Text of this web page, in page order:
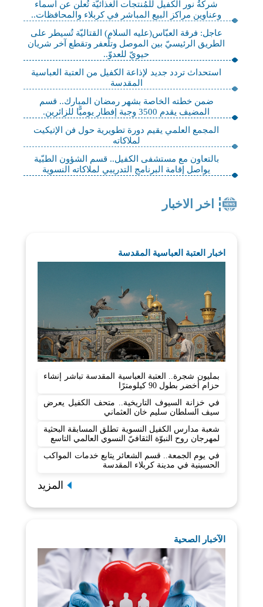
شركةُ نور الكفيل للمُنتجات الغذائيّة تُعلن عن أسماء
وعناوين مراكز البيع المباشر في كربلاء والمحافظات..
عاجل: فرقة العبّاس(عليه السلام) القتاليّة تُسيطر على
الطريق الرئيسيّ بين الموصل وتلّعفر وتقطع آخر شريان
حيويّ للعدوّ..
استحداث تردد جديد لإذاعة الكفيل من العتبة العباسية
المقدسة
ضمن خطته الخاصة بشهر رمضان المبارك.. قسم
المضيف يقدم 3500 وجبة إفطار يوميًّا للزائرين.
المجمع العلمي يقيم دورة تطويرية حول فن الإتيكيت
لملاكاته
بالتعاون مع مستشفى الكفيل.. قسم الشؤون الطبّية
يواصل إقامة البرنامج التدريبي لملاكاته النسوية
اخر الاخبار
اخبار العتبة العباسية المقدسة
بمليون شجرة.. العتبة العباسية المقدسة تباشر إنشاء
حزام أخضر بطول 90 كيلومترًا
في خزانة السيوف التاريخية.. متحف الكفيل يعرض
سيف السلطان سليم خان العثماني
شعبة مدارس الكفيل النسوية تطلق المسابقة البحثية
لمهرجان روح النبوّة الثقافيّ النسوي العالمي التاسع
في يوم الجمعة.. قسم الشعائر يتابع خدمات المواكب
الحسينية في مدينة كربلاء المقدسة
المزيد
الآخبار الصحية